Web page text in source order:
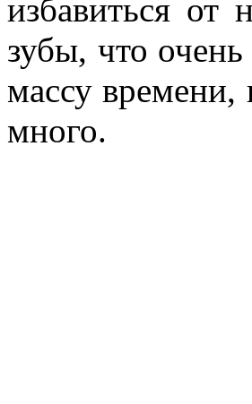
избавиться от
зубы, что
массу времени,
много.